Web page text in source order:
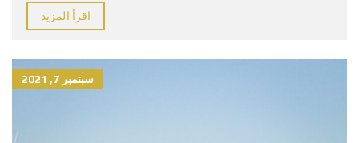
اقرأ المزيد
سبتمبر 7, 2021